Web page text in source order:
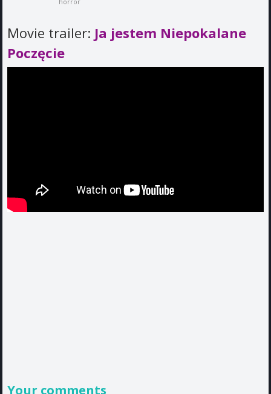
Movie trailer: Ja jestem Niepokalane
Poczęcie
Your comments